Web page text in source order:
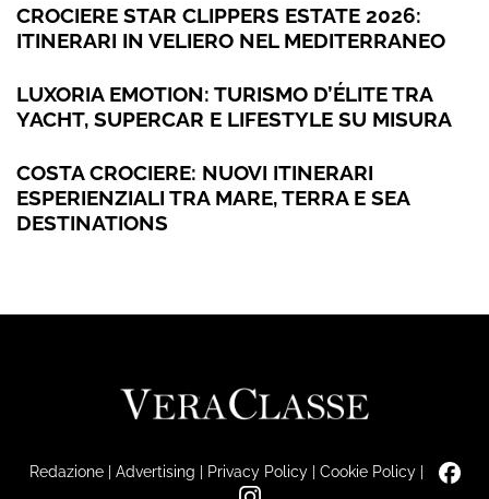
CROCIERE STAR CLIPPERS ESTATE 2026:
ITINERARI IN VELIERO NEL MEDITERRANEO
LUXORIA EMOTION: TURISMO D’ÉLITE TRA
YACHT, SUPERCAR E LIFESTYLE SU MISURA
COSTA CROCIERE: NUOVI ITINERARI
ESPERIENZIALI TRA MARE, TERRA E SEA
DESTINATIONS
Redazione| Advertising | Privacy Policy| Cookie Policy|